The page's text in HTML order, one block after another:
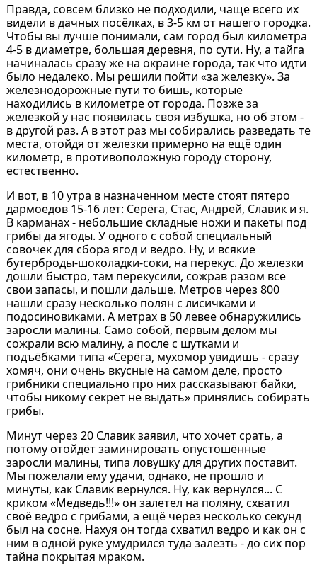
Правда, совсем близко не подходили, чаще всего их
видели в дачных посёлках, в 3-5 км от нашего городка.
Чтобы вы лучше понимали, сам город был километра
4-5 в диаметре, большая деревня, по сути. Ну, а тайга
начиналась сразу же на окраине города, так что идти
было недалеко. Мы решили пойти «за железку». За
железнодорожные пути то бишь, которые
находились в километре от города. Позже за
железкой у нас появилась своя избушка, но об этом -
в другой раз. А в этот раз мы собирались разведать те
места, отойдя от железки примерно на ещё один
километр, в противоположную городу сторону,
естественно.
И вот, в 10 утра в назначенном месте стоят пятеро
дармоедов 15-16 лет: Серёга, Стас, Андрей, Славик и я.
В карманах - небольшие складные ножи и пакеты под
грибы да ягоды. У одного с собой специальный
совочек для сбора ягод и ведро. Ну, и всякие
бутерброды-шоколадки-соки, на перекус. До железки
дошли быстро, там перекусили, сожрав разом все
свои запасы, и пошли дальше. Метров через 800
нашли сразу несколько полян с лисичками и
подосиновиками. А метрах в 50 левее обнаружились
заросли малины. Само собой, первым делом мы
сожрали всю малину, а после с шутками и
подъёбками типа «Серёга, мухомор увидишь - сразу
хомяч, они очень вкусные на самом деле, просто
грибники специально про них рассказывают байки,
чтобы никому секрет не выдать» принялись собирать
грибы.
Минут через 20 Славик заявил, что хочет срать, а
потому отойдёт заминировать опустошённые
заросли малины, типа ловушку для других поставит.
Мы пожелали ему удачи, однако, не прошло и
минуты, как Славик вернулся. Ну, как вернулся... С
криком «Медведь!!!» он залетел на поляну, схватил
своё ведро с грибами, а ещё через несколько секунд
был на сосне. Нахуя он тогда схватил ведро и как он с
ним в одной руке умудрился туда залезть - до сих пор
тайна покрытая мраком.